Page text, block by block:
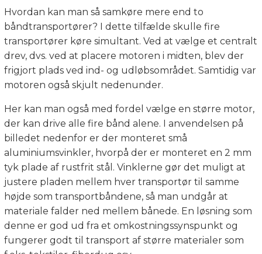
Hvordan kan man så samkøre mere end to
båndtransportører? I dette tilfælde skulle fire
transportører køre simultant. Ved at vælge et centralt
drev, dvs. ved at placere motoren i midten, blev der
frigjort plads ved ind- og udløbsområdet. Samtidig var
motoren også skjult nedenunder.
Her kan man også med fordel vælge en større motor,
der kan drive alle fire bånd alene. I anvendelsen på
billedet nedenfor er der monteret små
aluminiumsvinkler, hvorpå der er monteret en 2 mm
tyk plade af rustfrit stål. Vinklerne gør det muligt at
justere pladen mellem hver transportør til samme
højde som transportbåndene, så man undgår at
materiale falder ned mellem bånede. En løsning som
denne er god ud fra et omkostningssynspunkt og
fungerer godt til transport af større materialer som